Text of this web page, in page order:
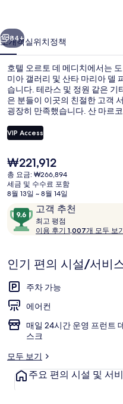
디
치
의
사
진
갤
리
다음
84+
소개객실위치정책
호텔 오르토 데 메디치에서는
미아 갤러리 및 산타 마리아 델
습니다. 테라스 및 정원 같은
은 분들이 이곳의 친절한 고객
굉장히 만족했습니다. 산 마르
편리합니다.
VIP Access
현
재
가
격
₩221,912
₩221,912
총 요금: ₩266,894
세금 및 수수료 포함
8월 13일 ~ 8월 14일
이
용
후
고객 추천
10
점
만
중
9.6
점,
객
추
천
최고 평점
고
점
이용 후기 1,007개 모두 보
인기 편의 시설/서비
주차 가능
에어컨
매일 24시간 운영 프런트
스크
모두 보기
주요 편의 시설 및 서